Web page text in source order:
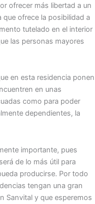
ofrecer más libertad a un
ofrece la posibilidad a
tutelado en el interior
las personas mayores
en esta residencia ponen
en unas
como para poder
dependientes, la
importante, pues
de lo más útil para
producirse. Por todo
tengan una gran
Sanvital y que esperemos